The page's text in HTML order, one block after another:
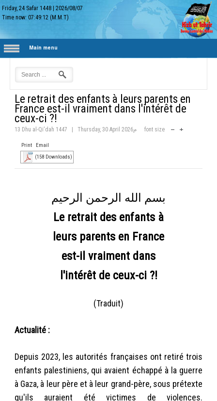
Friday, 24 Safar 1448 |2026/08/07
Time now: 07:49:13 (M.M.T)
Main menu
Le retrait des enfants à leurs parents en
France est-il vraiment dans l'intérêt de
ceux-ci ?!
13 Dhu al-Qi'dah 1447 Thursday, 30 April 2026م font size
Print
Email
(158 Downloads)
بسم الله الرحمن الرحيم
Le retrait des enfants à
leurs parents en France
est-il vraiment dans
l'intérêt de ceux-ci ?!
(Traduit)
Actualité :
Depuis 2023, les autorités françaises ont retiré trois
enfants palestiniens, qui avaient échappé à la guerre
à Gaza, à leur père et à leur grand-père, sous prétexte
qu'ils auraient été victimes de violences.